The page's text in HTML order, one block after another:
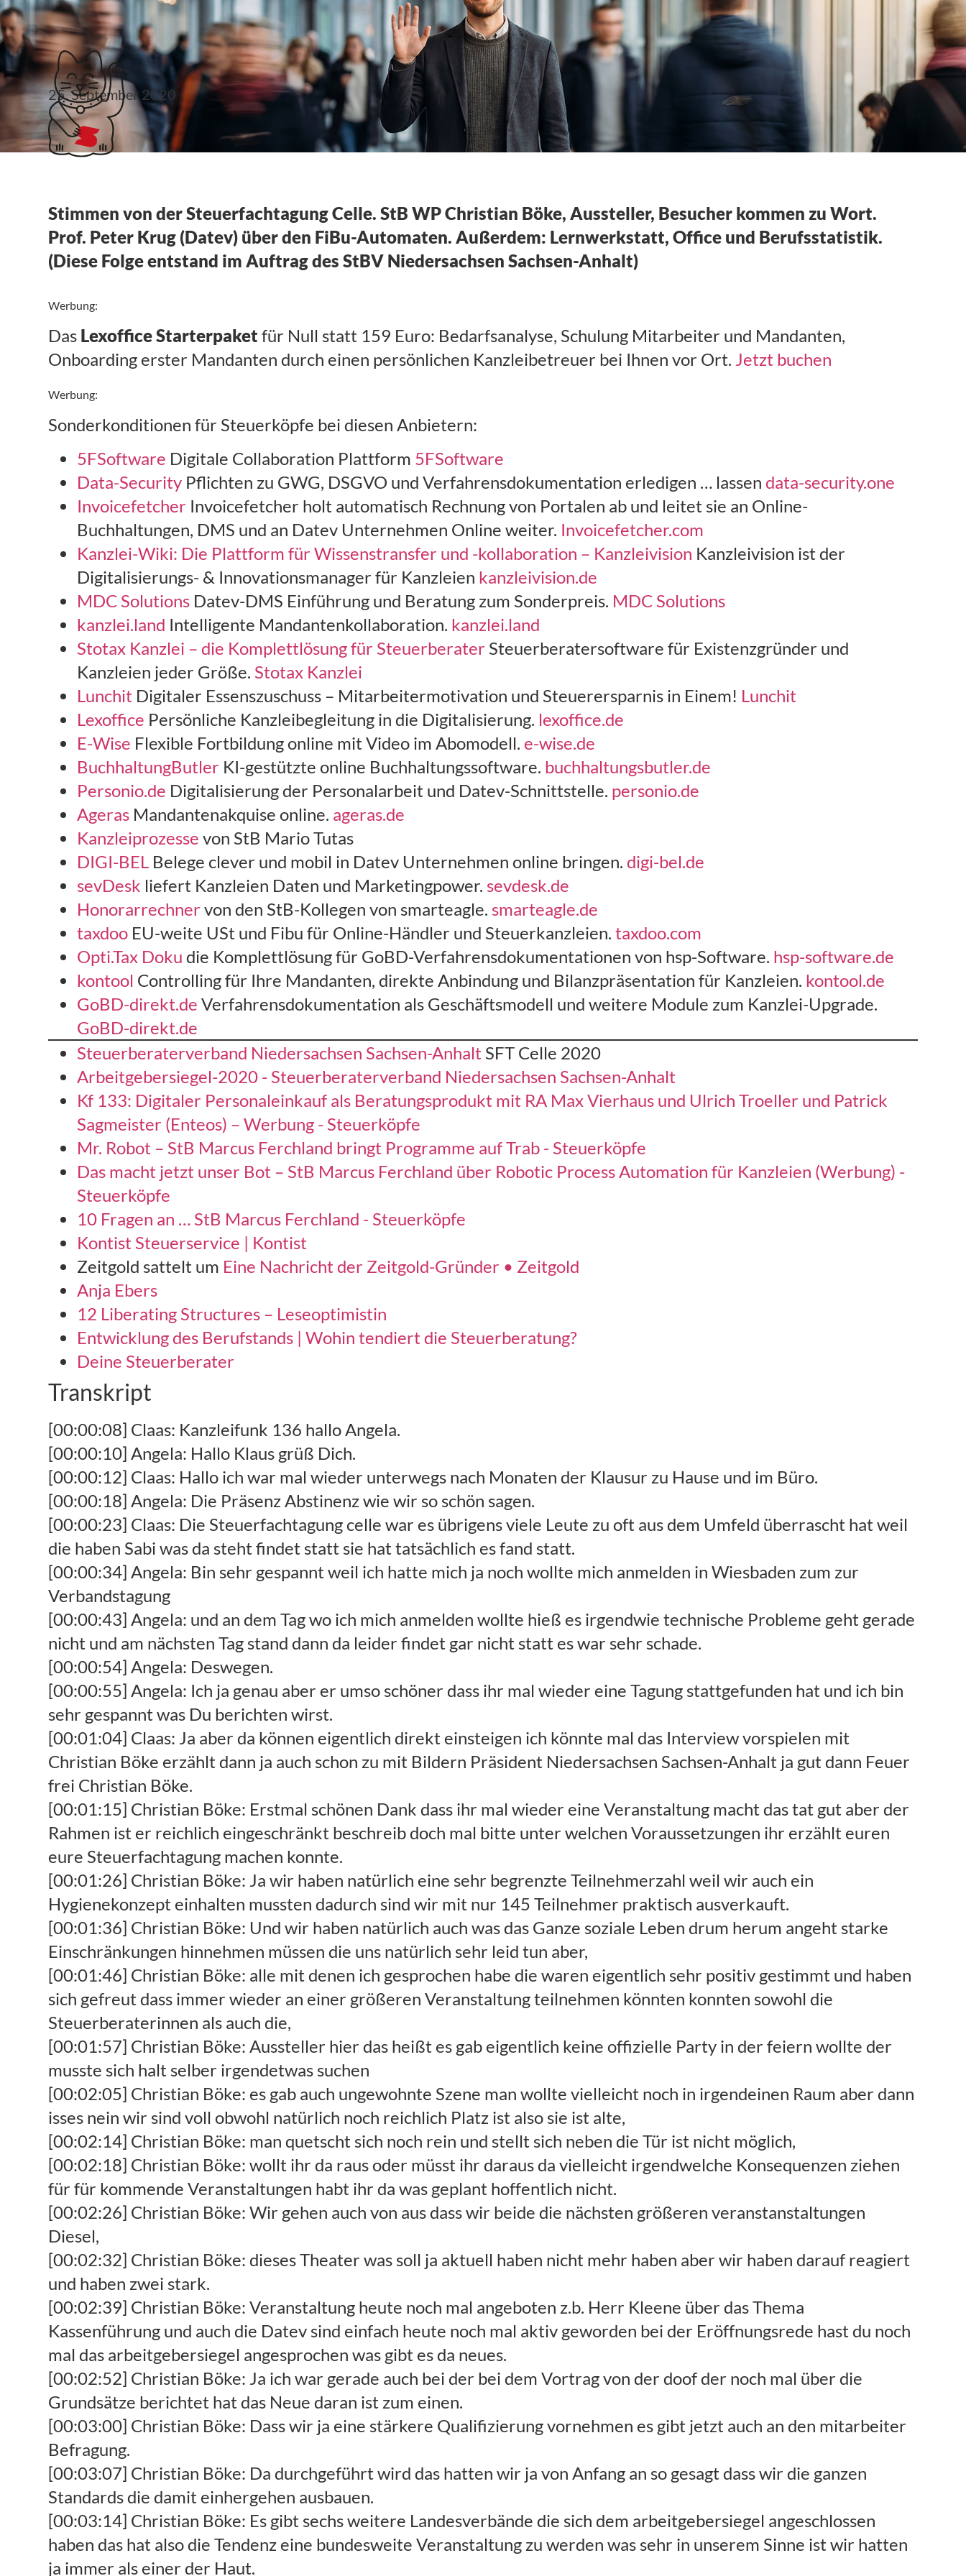
Kf 136: SFT Celle und das neue Normal
25. September 2020
Stimmen von der Steuerfachtagung Celle. StB WP Christian Böke, Aussteller, Besucher kommen zu Wort.
Prof. Peter Krug (Datev) über den FiBu-Automaten. Außerdem: Lernwerkstatt, Office und Berufsstatistik.
(Diese Folge entstand im Auftrag des StBV Niedersachsen Sachsen-Anhalt)
Werbung:
Das Lexoffice Starterpaket für Null statt 159 Euro: Bedarfsanalyse, Schulung Mitarbeiter und Mandanten,
Onboarding erster Mandanten durch einen persönlichen Kanzleibetreuer bei Ihnen vor Ort. Jetzt buchen
Werbung:
Sonderkonditionen für Steuerköpfe bei diesen Anbietern:
5FSoftware Digitale Collaboration Plattform 5FSoftware
Data-Security Pflichten zu GWG, DSGVO und Verfahrensdokumentation erledigen … lassendata-security.one
Invoicefetcher Invoicefetcher holt automatisch Rechnung von Portalen ab und leitet sie an Online-
Buchhaltungen, DMS und an Datev Unternehmen Online weiter. Invoicefetcher.com
Kanzlei-Wiki: Die Plattform für Wissenstransfer und -kollaboration – Kanzleivision Kanzleivision ist der
Digitalisierungs- & Innovationsmanager für Kanzleien kanzleivision.de
MDC Solutions Datev-DMS Einführung und Beratung zum Sonderpreis. MDC Solutions
kanzlei.land Intelligente Mandantenkollaboration. kanzlei.land
Stotax Kanzlei – die Komplettlösung für Steuerberater Steuerberatersoftware für Existenzgründer und
Kanzleien jeder Größe. Stotax Kanzlei
Lunchit Digitaler Essenszuschuss – Mitarbeitermotivation und Steuerersparnis in Einem! Lunchit
Lexoffice Persönliche Kanzleibegleitung in die Digitalisierung. lexoffice.de
E-Wise Flexible Fortbildung online mit Video im Abomodell. e-wise.de
BuchhaltungButler KI-gestützte online Buchhaltungssoftware. buchhaltungsbutler.de
Personio.de Digitalisierung der Personalarbeit und Datev-Schnittstelle. personio.de
Ageras Mandantenakquise online. ageras.de
Kanzleiprozesse von StB Mario Tutas
DIGI-BEL Belege clever und mobil in Datev Unternehmen online bringen.digi-bel.de
sevDesk liefert Kanzleien Daten und Marketingpower. sevdesk.de
Honorarrechner von den StB-Kollegen von smarteagle. smarteagle.de
taxdoo EU-weite USt und Fibu für Online-Händler und Steuerkanzleien.taxdoo.com
Opti.Tax Doku die Komplettlösung für GoBD-Verfahrensdokumentationen von hsp-Software. hsp-software.de
kontool Controlling für Ihre Mandanten, direkte Anbindung und Bilanzpräsentation für Kanzleien. kontool.de
GoBD-direkt.de Verfahrensdokumentation als Geschäftsmodell und weitere Module zum Kanzlei-Upgrade.
GoBD-direkt.de
Steuerberaterverband Niedersachsen Sachsen-Anhalt SFT Celle 2020
Arbeitgebersiegel-2020 - Steuerberaterverband Niedersachsen Sachsen-Anhalt
Kf 133: Digitaler Personaleinkauf als Beratungsprodukt mit RA Max Vierhaus und Ulrich Troeller und Patrick
Sagmeister (Enteos) – Werbung - Steuerköpfe
Mr. Robot – StB Marcus Ferchland bringt Programme auf Trab - Steuerköpfe
Das macht jetzt unser Bot – StB Marcus Ferchland über Robotic Process Automation für Kanzleien (Werbung) -
Steuerköpfe
10 Fragen an … StB Marcus Ferchland - Steuerköpfe
Kontist Steuerservice | Kontist
Zeitgold sattelt um Eine Nachricht der Zeitgold-Gründer • Zeitgold
Anja Ebers
12 Liberating Structures – Leseoptimistin
Entwicklung des Berufstands | Wohin tendiert die Steuerberatung?
Deine Steuerberater
Transkript
[00:00:08] Claas: Kanzleifunk 136 hallo Angela.
[00:00:10] Angela: Hallo Klaus grüß Dich.
[00:00:12] Claas: Hallo ich war mal wieder unterwegs nach Monaten der Klausur zu Hause und im Büro.
[00:00:18] Angela: Die Präsenz Abstinenz wie wir so schön sagen.
[00:00:23] Claas: Die Steuerfachtagung celle war es übrigens viele Leute zu oft aus dem Umfeld überrascht hat weil
die haben Sabi was da steht findet statt sie hat tatsächlich es fand statt.
[00:00:34] Angela: Bin sehr gespannt weil ich hatte mich ja noch wollte mich anmelden in Wiesbaden zum zur
Verbandstagung
[00:00:43] Angela: und an dem Tag wo ich mich anmelden wollte hieß es irgendwie technische Probleme geht gerade
nicht und am nächsten Tag stand dann da leider findet gar nicht statt es war sehr schade.
[00:00:54] Angela: Deswegen.
[00:00:55] Angela: Ich ja genau aber er umso schöner dass ihr mal wieder eine Tagung stattgefunden hat und ich bin
sehr gespannt was Du berichten wirst.
[00:01:04] Claas: Ja aber da können eigentlich direkt einsteigen ich könnte mal das Interview vorspielen mit
Christian Böke erzählt dann ja auch schon zu mit Bildern Präsident Niedersachsen Sachsen-Anhalt ja gut dann Feuer
frei Christian Böke.
[00:01:15] Christian Böke: Erstmal schönen Dank dass ihr mal wieder eine Veranstaltung macht das tat gut aber der
Rahmen ist er reichlich eingeschränkt beschreib doch mal bitte unter welchen Voraussetzungen ihr erzählt euren
eure Steuerfachtagung machen konnte.
[00:01:26] Christian Böke: Ja wir haben natürlich eine sehr begrenzte Teilnehmerzahl weil wir auch ein
Hygienekonzept einhalten mussten dadurch sind wir mit nur 145 Teilnehmer praktisch ausverkauft.
[00:01:36] Christian Böke: Und wir haben natürlich auch was das Ganze soziale Leben drum herum angeht starke
Einschränkungen hinnehmen müssen die uns natürlich sehr leid tun aber,
[00:01:46] Christian Böke: alle mit denen ich gesprochen habe die waren eigentlich sehr positiv gestimmt und haben
sich gefreut dass immer wieder an einer größeren Veranstaltung teilnehmen könnten konnten sowohl die
Steuerberaterinnen als auch die,
[00:01:57] Christian Böke: Aussteller hier das heißt es gab eigentlich keine offizielle Party in der feiern wollte der
musste sich halt selber irgendetwas suchen
[00:02:05] Christian Böke: es gab auch ungewohnte Szene man wollte vielleicht noch in irgendeinen Raum aber dann
isses nein wir sind voll obwohl natürlich noch reichlich Platz ist also sie ist alte,
[00:02:14] Christian Böke: man quetscht sich noch rein und stellt sich neben die Tür ist nicht möglich,
[00:02:18] Christian Böke: wollt ihr da raus oder müsst ihr daraus da vielleicht irgendwelche Konsequenzen ziehen
für für kommende Veranstaltungen habt ihr da was geplant hoffentlich nicht.
[00:02:26] Christian Böke: Wir gehen auch von aus dass wir beide die nächsten größeren veranstanstaltungen
Diesel,
[00:02:32] Christian Böke: dieses Theater was soll ja aktuell haben nicht mehr haben aber wir haben darauf reagiert
und haben zwei stark.
[00:02:39] Christian Böke: Veranstaltung heute noch mal angeboten z.b. Herr Kleene über das Thema
Kassenführung und auch die Datev sind einfach heute noch mal aktiv geworden bei der Eröffnungsrede hast du noch
mal das arbeitgebersiegel angesprochen was gibt es da neues.
[00:02:52] Christian Böke: Ja ich war gerade auch bei der bei dem Vortrag von der doof der noch mal über die
Grundsätze berichtet hat das Neue daran ist zum einen.
[00:03:00] Christian Böke: Dass wir ja eine stärkere Qualifizierung vornehmen es gibt jetzt auch an den mitarbeiter
Befragung.
[00:03:07] Christian Böke: Da durchgeführt wird das hatten wir ja von Anfang an so gesagt dass wir die ganzen
Standards die damit einhergehen ausbauen.
[00:03:14] Christian Böke: Es gibt sechs weitere Landesverbände die sich dem arbeitgebersiegel angeschlossen
haben das hat also die Tendenz eine bundesweite Veranstaltung zu werden was sehr in unserem Sinne ist wir hatten
ja immer als einer der Haut.